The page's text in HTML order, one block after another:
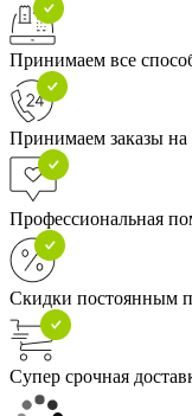
Принимаем все
Принимаем заказы на
Профессиональная
Скидки постоянным
Супер срочная